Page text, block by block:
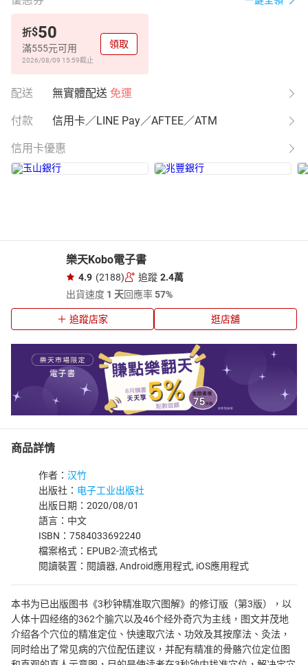
折$50
滿555元可用
2026/08/09 15:59截止
領取
配送 無實體配送 免運
付款 信用卡／LINE Pay／AFTEE／ATM
信用卡優惠
樂天Kobo電子書
4.9 (2188) 追蹤 2.4萬
出貨速度 1 天回應率57%
追蹤店家 逛店舖
商品詳情
作者： 汉竹
出版社： 电子工业出版社
出版日期：2020/08/01
語言：中文
ISBN：7584033692240
檔案格式：EPUB2-流式格式
閱讀裝置：閱讀器, Android應用程式, iOS應用程式
本书为已出版图书《3秒钟精准取穴图解》的修订版（第3版），以
人体十四经络的362个腧穴以及46个经外奇穴为主线，图文并茂地
介绍各个穴位的精准定位、快速取穴法、功效及其按摩法、灸法，
同时给出了常见病的穴位配伍建议，并配有精准的骨骼穴位定位图